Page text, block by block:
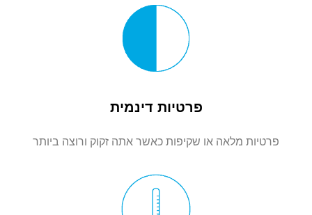
פרטיות דינמית
פרטיות מלאה או שקיפות כאשר אתה זקוק ורוצה ביותר